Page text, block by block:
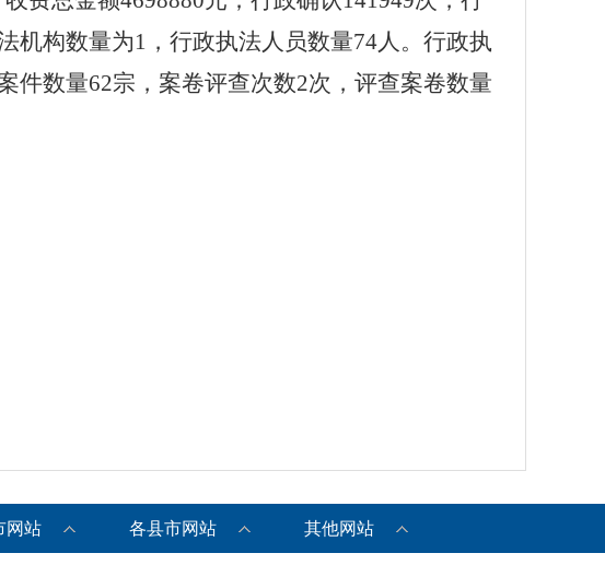
机构数量为1，行政执法人员数量74人。行政执
件数量62宗，案卷评查次数2次，评查案卷数量
网站 各县市网站 其他网站